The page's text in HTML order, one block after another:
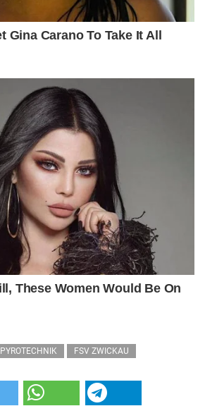
PYROTECHNIK FSV ZWICKAU